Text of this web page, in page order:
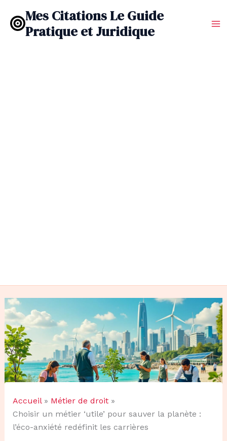
contenu
Mes Citations Le Guide
Pratique et Juridique
Accueil
Métier de droit
Choisir un métier ‘utile’ pour sauver la planète :
l’éco-anxiété redéfinit les carrières